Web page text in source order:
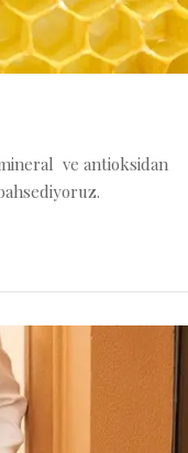
ve antioksidan